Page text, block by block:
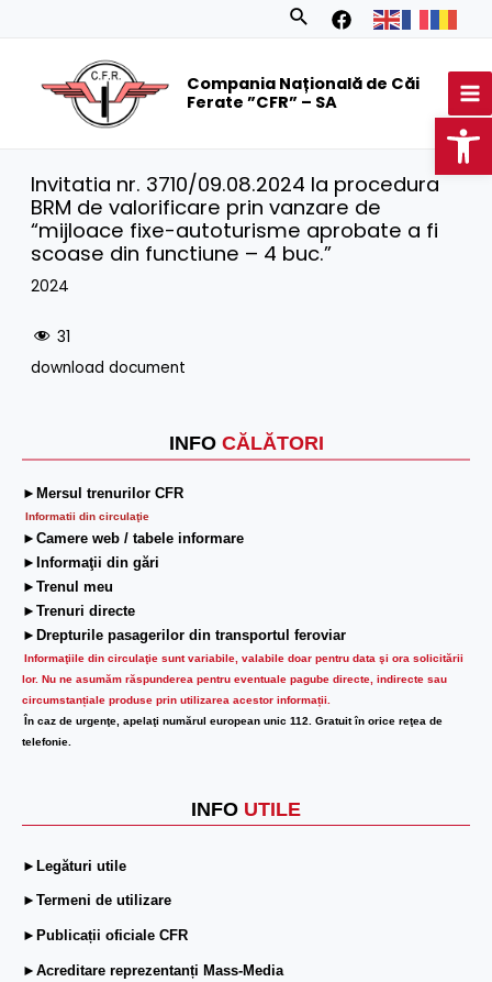
Search
Compania Națională de Căi
Ferate ”CFR” – SA
INFO CĂLĂTORI
►Mersul trenurilor CFR
Informatii din circulaţie
►Camere web / tabele informare
►Informaţii din gări
►Trenul meu
►Trenuri directe
►Drepturile pasagerilor din transportul feroviar
Informaţiile din circulaţie sunt variabile, valabile doar pentru data şi ora solicitării
lor. Nu ne asumăm răspunderea pentru eventuale pagube directe, indirecte sau
circumstanțiale produse prin utilizarea acestor informații.
În caz de urgenţe, apelaţi numărul european unic 112. Gratuit în orice reţea de
telefonie.
INFO UTILE
►Legături utile
►Termeni de utilizare
►Publicații oficiale CFR
►Acreditare reprezentanți Mass-Media
Invitatia nr. 3710/09.08.2024 la procedura
BRM de valorificare prin vanzare de
“mijloace fixe-autoturisme aprobate a fi
scoase din functiune – 4 buc.”
2024
31
download document